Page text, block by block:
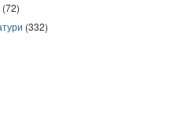
(72)
(332)